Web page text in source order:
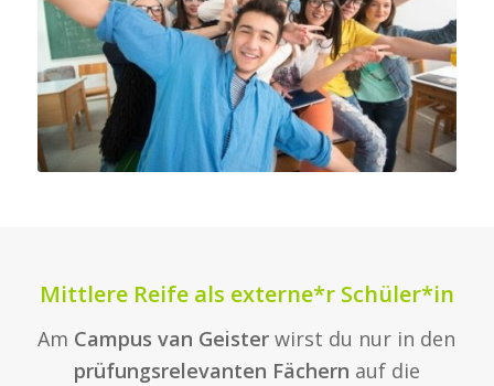
Mittlere Reife als externe*r Schüler*in
Am Campus van Geister wirst du nur in den
prüfungsrelevanten Fächern auf die